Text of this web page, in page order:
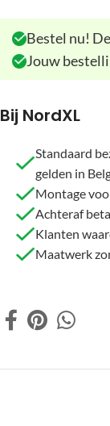
Bestel nu!
Jouw
Bij NordXL
Standaard
gelden in
Montage
Achteraf
Klanten
Maatwerk